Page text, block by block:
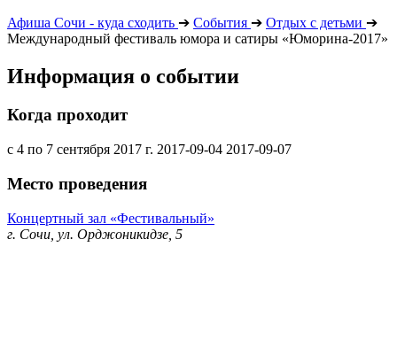
Афиша Сочи - куда сходить ➔ События ➔ Отдых с детьми ➔
Международный фестиваль юмора и сатиры «Юморина-2017»
Информация о событии
Когда проходит
с 4 по 7 сентября 2017 г. 2017-09-04 2017-09-07
Место проведения
Концертный зал «Фестивальный»
г. Сочи, ул. Орджоникидзе, 5